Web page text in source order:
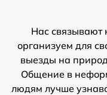
Нас связывают
организуем для
выезды на
Общение в
людям лучше